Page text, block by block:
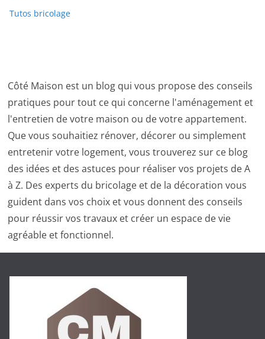
Tutos bricolage
Côté Maison est un blog qui vous propose des conseils
pratiques pour tout ce qui concerne l'aménagement et
l'entretien de votre maison ou de votre appartement.
Que vous souhaitiez rénover, décorer ou simplement
entretenir votre logement, vous trouverez sur ce blog
des idées et des astuces pour réaliser vos projets de A
à Z. Des experts du bricolage et de la décoration vous
guident dans vos choix et vous donnent des conseils
pour réussir vos travaux et créer un espace de vie
agréable et fonctionnel.